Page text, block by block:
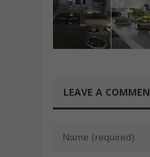
LEAVE A